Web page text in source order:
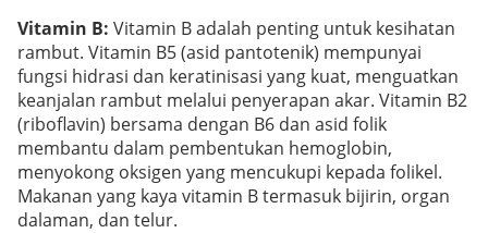
Vitamin B: Vitamin B adalah penting untuk kesihatan
rambut. Vitamin B5 (asid pantotenik) mempunyai
fungsi hidrasi dan keratinisasi yang kuat, menguatkan
keanjalan rambut melalui penyerapan akar. Vitamin B2
(riboflavin) bersama dengan B6 dan asid folik
membantu dalam pembentukan hemoglobin,
menyokong oksigen yang mencukupi kepada folikel.
Makanan yang kaya vitamin B termasuk bijirin, organ
dalaman, dan telur.